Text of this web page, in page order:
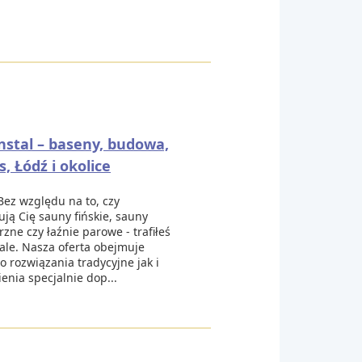
– baseny, budowa,
Łódź i okolice
względu na to, czy
Cię sauny fińskie, sauny
czy łaźnie parowe - trafiłeś
Nasza oferta obejmuje
rozwiązania tradycyjne jak i
specjalnie dop...